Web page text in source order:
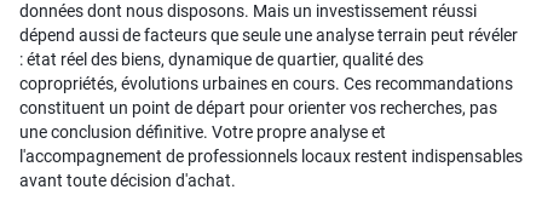
données dont nous disposons. Mais un investissement réussi
dépend aussi de facteurs que seule une analyse terrain peut révéler
: état réel des biens, dynamique de quartier, qualité des
copropriétés, évolutions urbaines en cours. Ces recommandations
constituent un point de départ pour orienter vos recherches, pas
une conclusion définitive. Votre propre analyse et
l'accompagnement de professionnels locaux restent indispensables
avant toute décision d'achat.